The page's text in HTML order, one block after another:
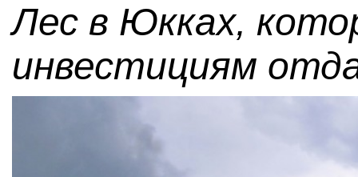
Лес в Юкках,
инвестициям